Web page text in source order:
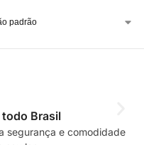
todo Brasil
segurança e comodidade